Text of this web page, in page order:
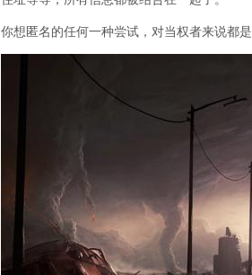
你想匿名的任何一种尝试，对当权者来说都是